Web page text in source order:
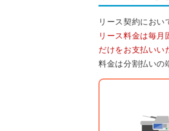
リース契約におい
リース料金は毎月
だけをお支払いい
料金は分割払いの